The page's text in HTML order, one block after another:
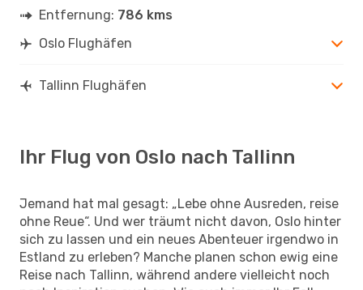
Entfernung: 786 kms
Oslo Flughäfen
Tallinn Flughäfen
Ihr Flug von Oslo nach Tallinn
Jemand hat mal gesagt: „Lebe ohne Ausreden, reise
ohne Reue“. Und wer träumt nicht davon, Oslo hinter
sich zu lassen und ein neues Abenteuer irgendwo in
Estland zu erleben? Manche planen schon ewig eine
Reise nach Tallinn, während andere vielleicht noch